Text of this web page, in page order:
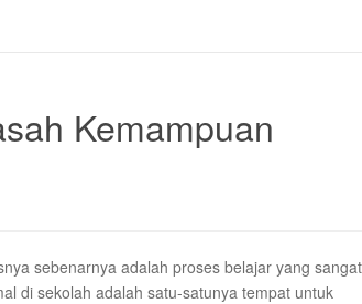
Kemampuan
sebenarnya adalah proses belajar yang sangat
di sekolah adalah satu-satunya tempat untuk